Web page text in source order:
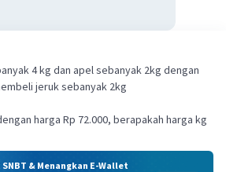
4 kg dan apel sebanyak 2kg dengan
jeruk sebanyak 2kg
harga Rp 72.000, berapakah harga kg
& Menangkan E-Wallet